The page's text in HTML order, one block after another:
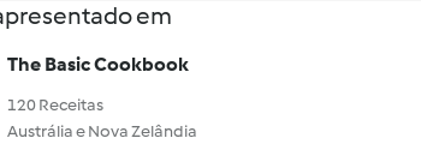
em
The Basic Cookbook
120 Receitas
Austrália e Nova Zelândia